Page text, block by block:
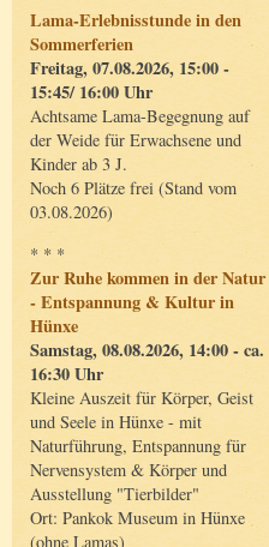
Lama-Erlebnisstunde in den
Sommerferien
Freitag, 07.08.2026, 15:00 -
15:45/ 16:00 Uhr
Achtsame Lama-Begegnung auf
der Weide für Erwachsene und
Kinder ab 3 J.
Noch 6 Plätze frei (Stand vom
03.08.2026)
* * *
Zur Ruhe kommen in der Natur
- Entspannung & Kultur in
Hünxe
Samstag, 08.08.2026, 14:00 - ca.
16:30 Uhr
Kleine Auszeit für Körper, Geist
und Seele in Hünxe - mit
Naturführung, Entspannung für
Nervensystem & Körper und
Ausstellung "Tierbilder"
Ort: Pankok Museum in Hünxe
(ohne Lamas)